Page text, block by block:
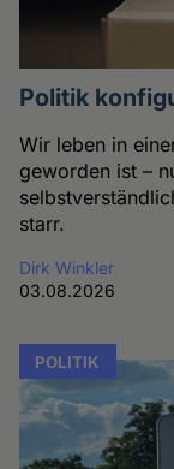
Politik
Wir leben in
geworden ist –
starr.
Dirk Winkler
03.08.2026
POLITIK